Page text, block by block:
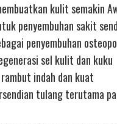
kulit semakin
penyembuhan sakit
penyembuhan
sel kulit dan kuku
indah dan kuat
tulang terutama